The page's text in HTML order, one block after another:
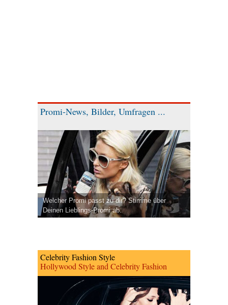
Promi-News, Bilder, Umfragen ...
Welcher Promi passt zu dir? Stimme über
Deinen Lieblings-Promi ab.
Celebrity Fashion Style
Hollywood Style and Celebrity Fashion